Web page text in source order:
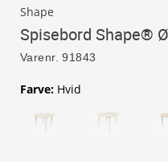
Shape
Spisebord Shape®
Varenr. 91843
Farve: Hvid